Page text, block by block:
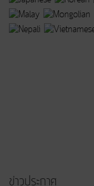
ข่าวประกาศ